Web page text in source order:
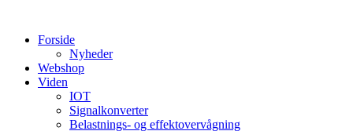
indholdForside
Nyheder
Webshop
Viden
IOT
Signalkonverter
Belastnings- og effektovervågning